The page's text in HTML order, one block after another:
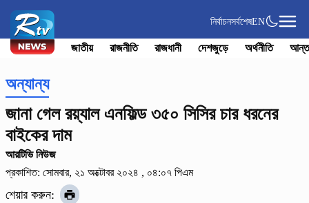
নির্বাচনসর্বশেষEN
জাতীয় রাজনীতি রাজধানী দেশজুড়ে অর্থনীতি
অন্যান্য
জানা গেল রয়্যাল এনফিল্ড ৩৫০ সিসির চার ধরনের
বাইকের দাম
আরটিভি নিউজ
প্রকাশিত: সোমবার, ২১ অক্টোবর ২০২৪ , ০৪:০৭ পিএম
শেয়ার করুন: